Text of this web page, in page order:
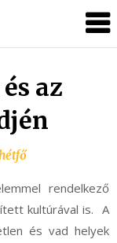
az
rendelkező
kultúrával is. A
és vad helyek